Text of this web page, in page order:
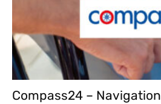
Compass24 – Navigation